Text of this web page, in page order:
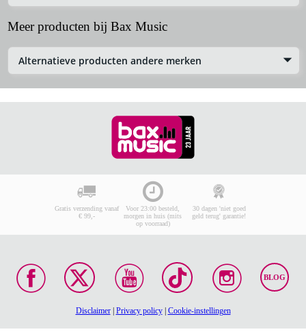
Meer producten bij Bax Music
Alternatieve producten andere merken
Gratis verzending vanaf
€ 99,-
Voor 23:00 besteld,
morgen in huis (mits
op voorraad)
30 dagen 'niet goed
geld terug' garantie!
BLOG
Disclaimer| Privacy policy| Cookie-instellingen